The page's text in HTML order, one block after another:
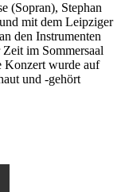
(Sopran), Stephan
mit dem Leipziger
den Instrumenten
im Sommersaal
Konzert wurde auf
und -gehört